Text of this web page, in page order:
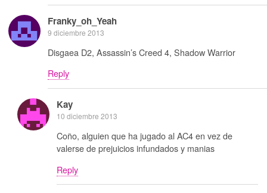
Franky_oh_Yeah
9 diciembre 2013
Disgaea D2, Assassin’s Creed 4, Shadow Warrior
Reply
Kay
10 diciembre 2013
Coño, alguien que ha jugado al AC4 en vez de
valerse de prejuicios infundados y manias
Reply